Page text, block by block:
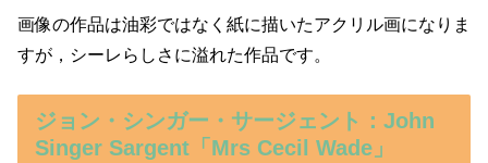
画像の作品は油彩ではなく紙に描いたアクリル画になりま
すが，シーレらしさに溢れた作品です。
ジョン・シンガー・サージェント：John
Singer Sargent「Mrs Cecil Wade」